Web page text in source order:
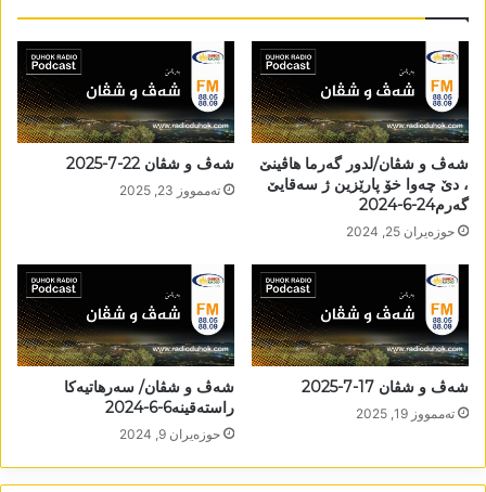
شەڤ و شڤان/لدور گەرما ھاڤینێ
، دێ چەوا خۆ پارێزین ژ سەقایێ
گەرم24-6-2024
حوزه‌یران 25, 2024
شەڤ و شڤان 22-7-2025
تەممووز 23, 2025
شەڤ و شڤان 17-7-2025
تەممووز 19, 2025
شەڤ و شڤان/ سەرھاتیەکا
راستەقینە6-6-2024
حوزه‌یران 9, 2024